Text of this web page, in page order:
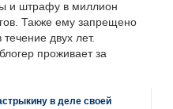
и штрафу в миллион
Также ему запрещено
двух лет.
проживает за
в деле своей